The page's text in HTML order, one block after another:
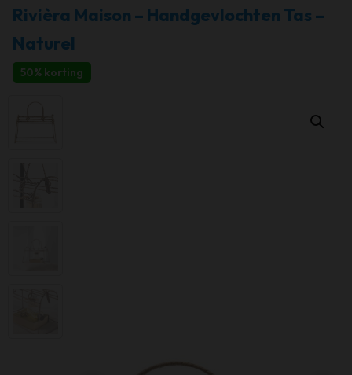
Rivièra Maison – Handgevlochten Tas –
Naturel
50% korting